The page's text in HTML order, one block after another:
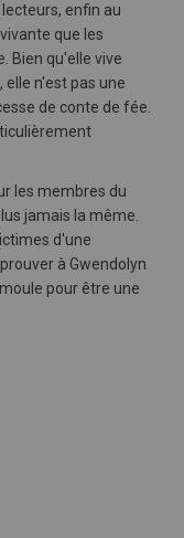
enfin au
que les
Bien qu'elle vive
elle n'est pas une
de conte de fée.
les membres du
jamais la même.
d'une
à Gwendolyn
pour être une